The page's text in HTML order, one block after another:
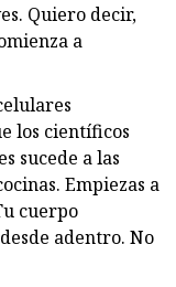
Quiero decir,
a
los científicos
sucede a las
Empiezas a
cuerpo
adentro. No